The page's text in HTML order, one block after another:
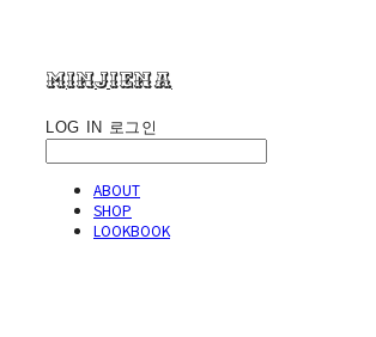
minjiena
LOG IN 로그인
ABOUT
SHOP
LOOKBOOK